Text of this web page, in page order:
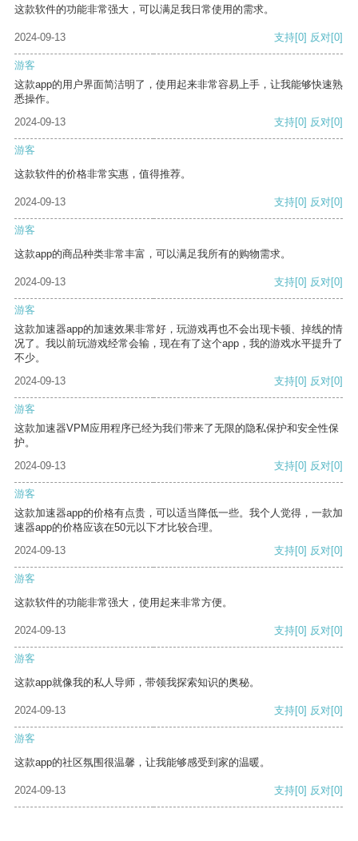
这款软件的功能非常强大，可以满足我日常使用的需求。
2024-09-13 支持[0] 反对[0]
游客
这款app的用户界面简洁明了，使用起来非常容易上手，让我能够快速熟
悉操作。
2024-09-13
支持[0] 反对[0]
游客
这款软件的价格非常实惠，值得推荐。
2024-09-13 支持[0] 反对[0]
游客
这款app的商品种类非常丰富，可以满足我所有的购物需求。
2024-09-13 支持[0] 反对[0]
游客
这款加速器app的加速效果非常好，玩游戏再也不会出现卡顿、掉线的情
况了。我以前玩游戏经常会输，现在有了这个app，我的游戏水平提升了
不少。
2024-09-13
支持[0] 反对[0]
游客
这款加速器VPM应用程序已经为我们带来了无限的隐私保护和安全性保
护。
2024-09-13
支持[0] 反对[0]
游客
这款加速器app的价格有点贵，可以适当降低一些。我个人觉得，一款加
速器app的价格应该在50元以下才比较合理。
2024-09-13
支持[0] 反对[0]
游客
这款软件的功能非常强大，使用起来非常方便。
2024-09-13 支持[0] 反对[0]
游客
这款app就像我的私人导师，带领我探索知识的奥秘。
2024-09-13 支持[0] 反对[0]
游客
这款app的社区氛围很温馨，让我能够感受到家的温暖。
2024-09-13 支持[0] 反对[0]